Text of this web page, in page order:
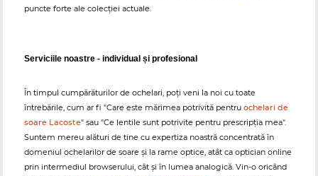
puncte forte ale colecției actuale.
Serviciile noastre - individual și profesional
În timpul cumpărăturilor de ochelari, poți veni la noi cu toate
întrebările, cum ar fi "Care este mărimea potrivită pentru ochelari de
soare Lacoste" sau "Ce lentile sunt potrivite pentru prescripția mea".
Suntem mereu alături de tine cu expertiza noastră concentrată în
domeniul ochelarilor de soare și la rame optice, atât ca optician online
prin intermediul browserului, cât și în lumea analogică. Vin-o oricând